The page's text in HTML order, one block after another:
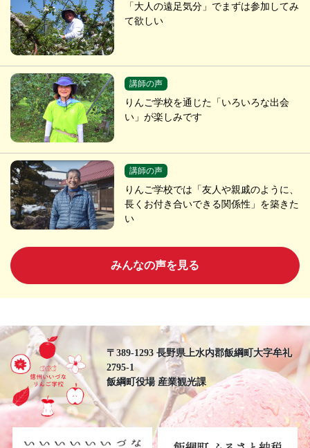
「大人の遠足気分」でまずは参加してみ
て欲しい
講師の声
りんご学校を通じた「いろいろな出会
い」が楽しみです
講師の声
りんご学校では「友人や親戚のように、
長くお付き合いできる関係性」を築きた
い
みんなの声を見る
〒389-1293 長野県上水内郡飯綱町大字牟礼
2795-1
飯綱町役場 産業観光課